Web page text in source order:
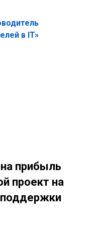
в IT»
прибыль
проект на
поддержки